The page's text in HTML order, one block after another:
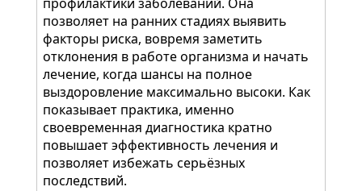
позволяет на ранних стадиях выявить
факторы риска, вовремя заметить
отклонения в работе организма и начать
лечение, когда шансы на полное
выздоровление максимально высоки. Как
показывает практика, именно
своевременная диагностика кратно
повышает эффективность лечения и
позволяет избежать серьёзных
последствий.